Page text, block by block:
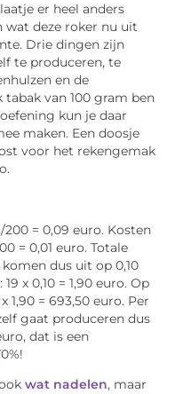
er heel anders
wat deze roker nu uit
Drie dingen zijn
te produceren, te
en de
tabak van 100 gram ben
kun je daar
maken. Een doosje
voor het rekengemak
200 = 0,09 euro. Kosten
= 0,01 euro. Totale
dus uit op 0,10
x 0,10 = 1,90 euro. Op
1,90 = 693,50 euro. Per
gaat produceren dus
dat is een
wat nadelen, maar